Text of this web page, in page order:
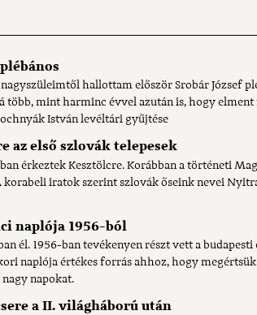
hallottam először Srobár József
több, mint harminc évvel azután is, hogy
István levéltári gyűjtése
az első szlovák telepesek
érkeztek Kesztölcre. Korábban a történeti
korabeli iratok szerint szlovák őseink nevei
naplója 1956-ból
él. 1956-ban tevékenyen részt vett a budapesti
naplója értékes forrás ahhoz, hogy
napokat.
a II. világháború után